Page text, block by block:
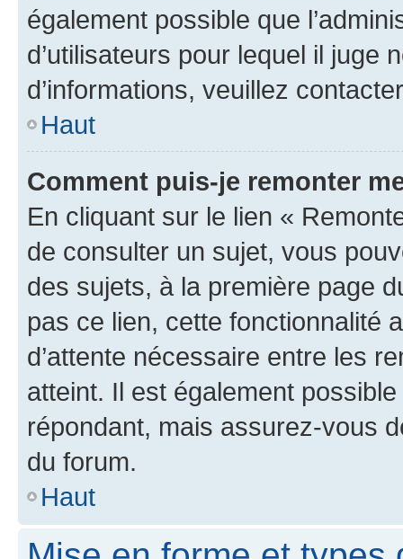
également possible que
d’utilisateurs pour lequel il juge
d’informations, veuillez
Haut
Comment puis-je remonter
En cliquant sur le lien «
de consulter un sujet, vous
des sujets, à la première page
pas ce lien, cette fonctionnalité
d’attente nécessaire entre les
atteint. Il est également
répondant, mais assurez-vous
du forum.
Haut